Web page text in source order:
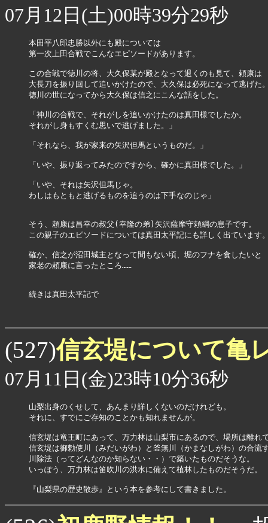
07月12日(土)00時39分29秒
本田平八郎忠勝以外にも殿については
第一次上田合戦でこんなエピソードがあります。
この合戦で徳川の将、大久保某が殿となって退くのも見て、頼康は
大長刀を振り回して追いかけたので、大久保は必死になって逃げた
徳川の世になってから大久保は信之にこんな話をした。
「神川の合戦で、それがしを追いかけたのは真田様でしたか。
それがし身もすくむ思いで逃げました。」
「それなら、我が家来の矢沢但馬というものだ。」
「いや、振り返ってみたのですから、確かに真田様でした。」
「いや、それは矢沢但馬じゃ。
わしはもともと逃げるものを追うのは下手なのじゃ」
そう、頼康は昌幸の叔父(幸隆の弟)矢沢薩摩守頼綱の息子です。
この親子のエピソードについては真田太平記にも詳しく出ています
確か、信之が沼田城主となって間もない頃、堀のフナを食したいと
家老の頼康に言ったところ……
続きは真田太平記で
(527)信玄堤について亀
07月11日(金)23時10分36秒
山梨出身のくせして、あんまり詳しくないのだけれども。
それに、すでにご存知のことかも知れませんが。
信玄堤は竜王町にあって、万力林は山梨市にあるので、場所は離れ
信玄堤は御勅使川（みだいがわ）と釜無川（かまなしがわ）の合流
川除法（ってどんなのか知らない・・）で築いたものだそうな。
いっぽう、万力林は笛吹川の洪水に備えて植林したものだそうだ。
『山梨県の歴史散歩』という本を参考にして書きました。